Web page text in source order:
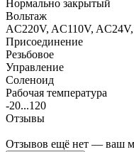
Нормально закрытый
Вольтаж
AC220V, AC110V,
Присоединение
Резьбовое
Управление
Соленоид
Рабочая температура
-20...120
Отзывы
Отзывов ещё нет — ваш